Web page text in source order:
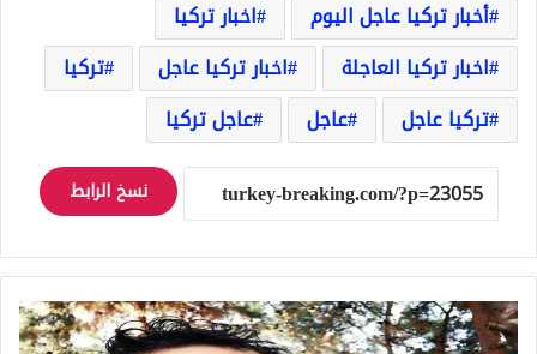
أخبار تركيا عاجل اليوم
اخبار تركيا
اخبار تركيا العاجلة
اخبار تركيا عاجل
تركيا
تركيا عاجل
عاجل عاجل تركيا
نسخ الرابط
مخابرات
لبنان